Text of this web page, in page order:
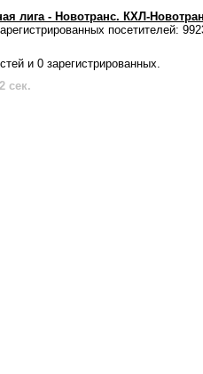
лига - Новотранс. КХЛ-
посетителей:
и 0 зарегистрированных.
сек.